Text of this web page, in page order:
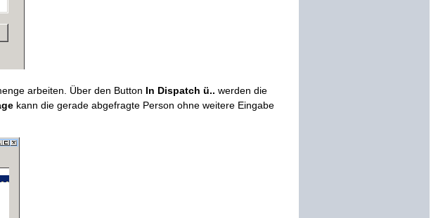
arbeiten. Über den Button In Dispatch ü.. werden die
kann die gerade abgefragte Person ohne weitere Eingabe